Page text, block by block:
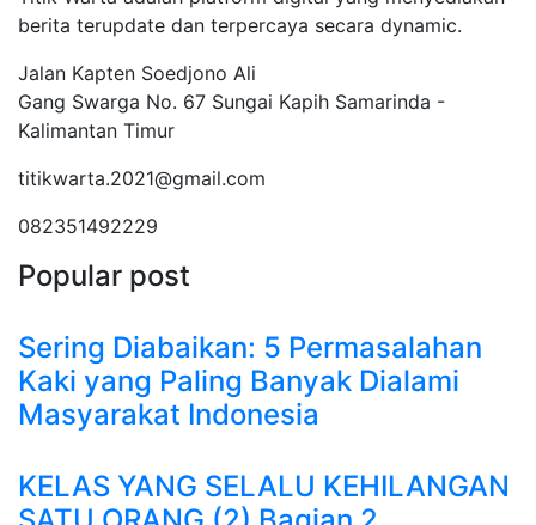
berita terupdate dan terpercaya secara dynamic.
Jalan Kapten Soedjono Ali
Gang Swarga No. 67 Sungai Kapih Samarinda -
Kalimantan Timur
titikwarta.2021@gmail.com
082351492229
Popular post
Sering Diabaikan: 5 Permasalahan
Kaki yang Paling Banyak Dialami
Masyarakat Indonesia
KELAS YANG SELALU KEHILANGAN